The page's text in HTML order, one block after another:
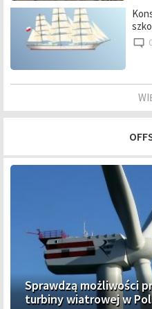
Sprawdzą możliwości
turbiny wiatrowej w